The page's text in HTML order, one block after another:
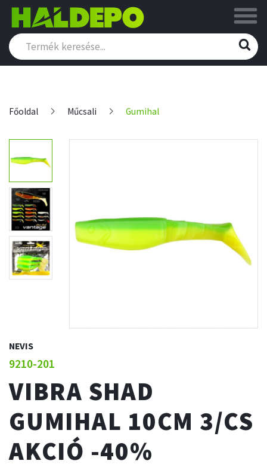
Főoldal Műcsali Gumihal
NEVIS
9210-201
VIBRA SHAD
GUMIHAL 10CM 3/CS
AKCIÓ -40%